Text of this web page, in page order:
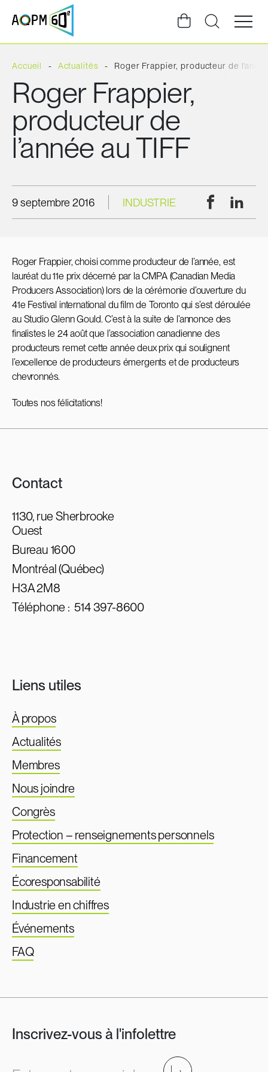
Ouvrir
la
du
Accueil Actualités Roger Frappier, producteur de
Roger Frappier,
producteur de
l’année au TIFF
9 septembre 2016 INDUSTRIE Facebook
Roger Frappier, choisi comme producteur de l’année, est
lauréat du 11e prix décerné par la CMPA (Canadian Media
Producers Association) lors de la cérémonie d’ouverture du
41e Festival international du film de Toronto qui s’est déroulée
au Studio Glenn Gould. C’est à la suite de l’annonce des
finalistes le 24 août que l’association canadienne des
producteurs remet cette année deux prix qui soulignent
l’excellence de producteurs émergents et de producteurs
chevronnés.
Toutes nos félicitations!
Contact
1130, rue Sherbrooke
Ouest
Bureau 1600
Montréal (Québec)
H3A 2M8
Téléphone :514 397-8600
Liens utiles
À propos
Actualités
Membres
Nous joindre
Congrès
Protection – renseignements personnels
Financement
Écoresponsabilité
Industrie en chiffres
Événements
FAQ
Inscrivez-vous à l'infolettre